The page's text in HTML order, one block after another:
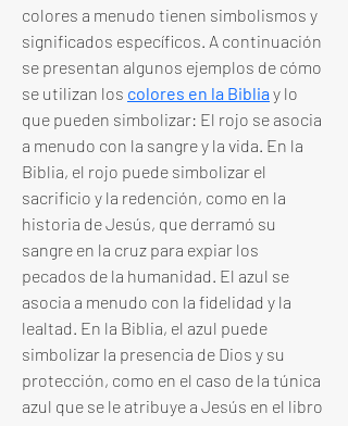
colores a menudo tienen simbolismos y
significados específicos. A continuación
se presentan algunos ejemplos de cómo
se utilizan los colores en la Biblia y lo
que pueden simbolizar: El rojo se asocia
a menudo con la sangre y la vida. En la
Biblia, el rojo puede simbolizar el
sacrificio y la redención, como en la
historia de Jesús, que derramó su
sangre en la cruz para expiar los
pecados de la humanidad. El azul se
asocia a menudo con la fidelidad y la
lealtad. En la Biblia, el azul puede
simbolizar la presencia de Dios y su
protección, como en el caso de la túnica
azul que se le atribuye a Jesús en el libro